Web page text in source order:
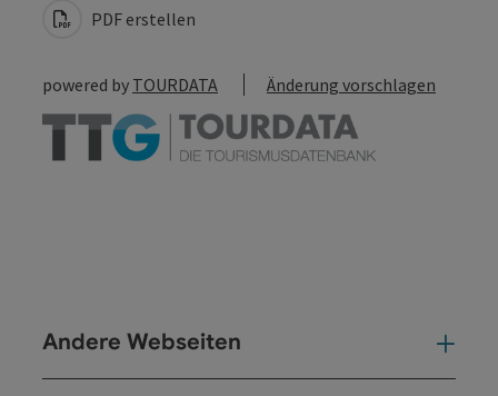
PDF erstellen
powered by TOURDATA Änderung vorschlagen
Andere Webseiten